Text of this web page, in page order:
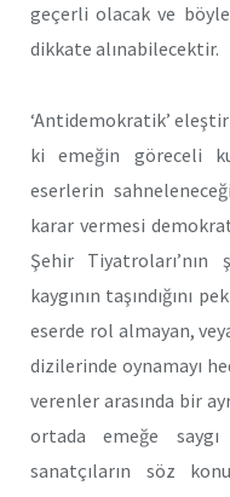
geçerli olacak ve
dikkate alınabilecektir.
‘Antidemokratik’
ki emeğin göreceli
eserlerin
karar vermesi
Şehir
kaygının taşındığını
eserde rol almayan,
dizilerinde oynamayı
verenler arasında bir
ortada emeğe
sanatçıların söz